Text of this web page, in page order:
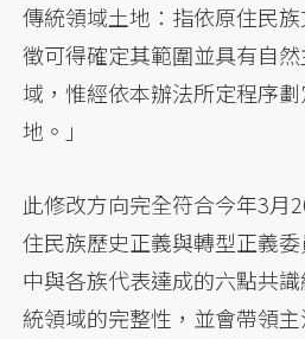
傳統領域土地：指依原住民
徵可得確定其範圍並具有自
域，惟經依本辦法所定程序
地。」
此修改方向完全符合今年3月
住民族歷史正義與轉型正義委
中與各族代表達成的六點共
統領域的完整性，並會帶領